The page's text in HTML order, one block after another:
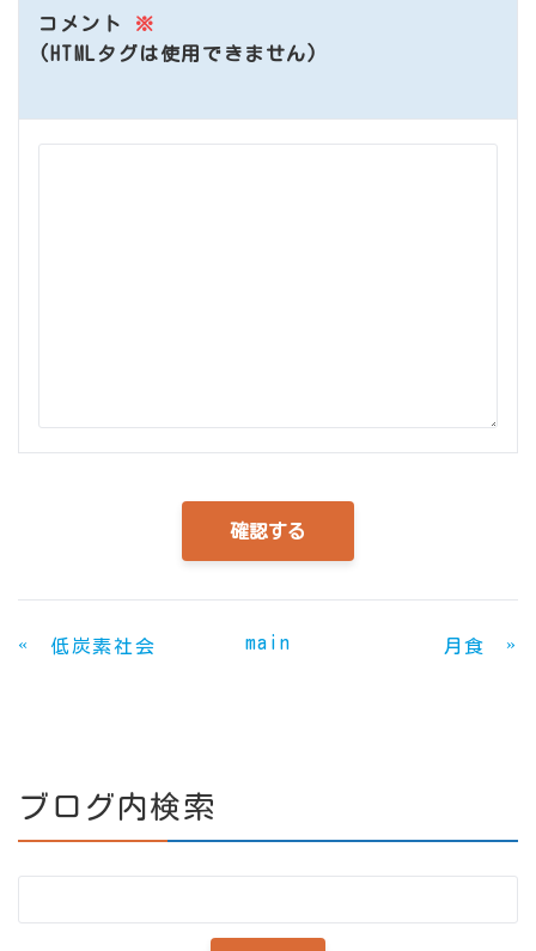
コメント
※
(HTMLタグは使用できません)
« 低炭素社会 main 月食 »
ブログ内検索